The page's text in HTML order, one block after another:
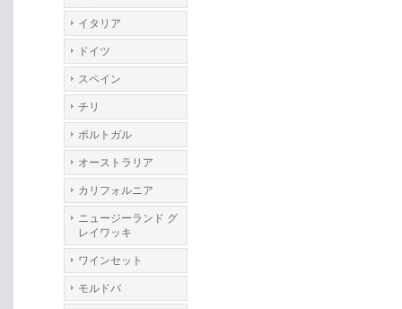
イタリア
ドイツ
スペイン
チリ
ポルトガル
オーストラリア
カリフォルニア
ニュージーランド グ
レイワッキ
ワインセット
モルドバ